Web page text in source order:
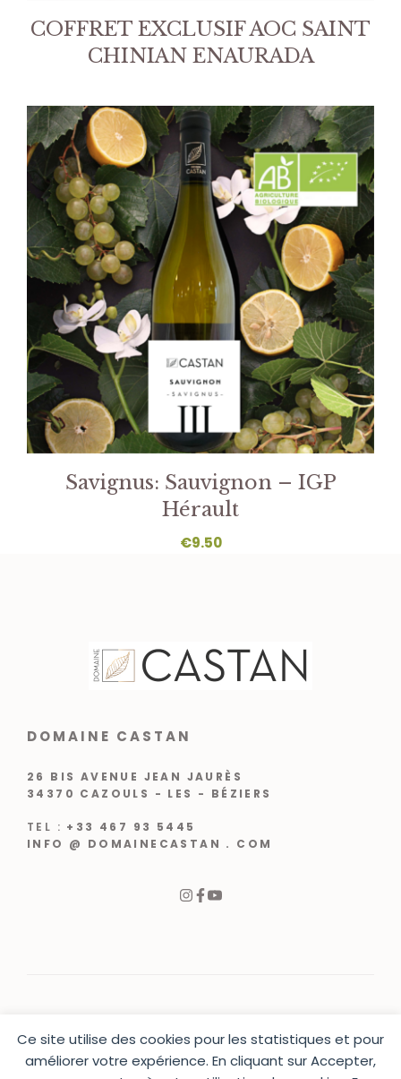
Ce site utilise des cookies pour les statistiques et pour
améliorer votre expérience. En cliquant sur Accepter,
COFFRET EXCLUSIF AOC SAINT
CHINIAN ENAURADA
Savignus: Sauvignon – IGP
Hérault
€9.50
DOMAINE CASTAN
26 BIS AVENUE JEAN JAURÈS
34370 CAZOULS - LES - BÉZIERS
TEL : +33 467 93 5445
INFO @ DOMAINECASTAN . COM
CRÉATION WEB VARCHETTA